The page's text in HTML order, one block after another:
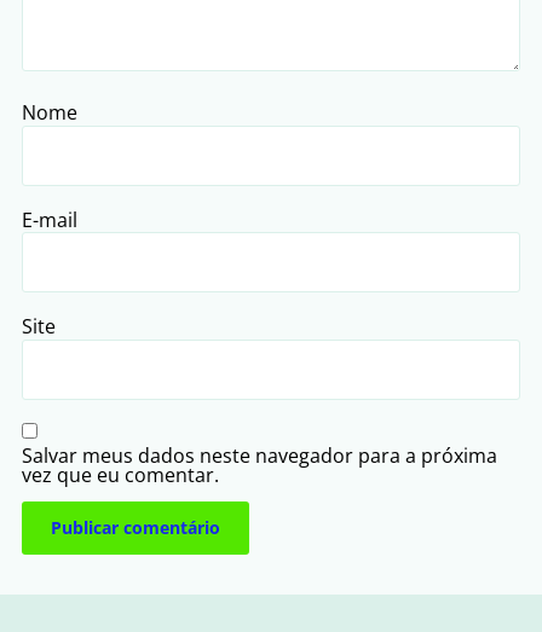
Nome
E-mail
Site
Salvar meus dados neste navegador para a próxima
vez que eu comentar.